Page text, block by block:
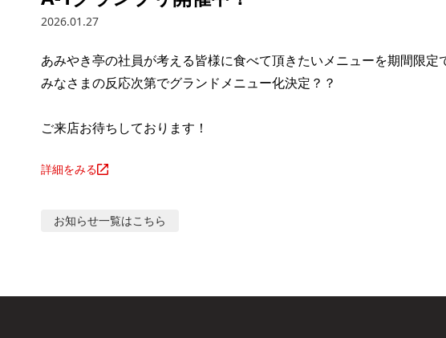
2026.01.27
あみやき亭の社員が考える皆様に食べて頂きたいメニューを期間限定
みなさまの反応次第でグランドメニュー化決定？？
ご来店お待ちしております！
詳細をみる
お知らせ一覧はこちら